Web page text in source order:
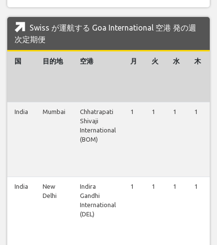
Swiss が運航する Goa International 空港 発の週
次定期便
国 目的地 空港 月 火 水 木
India Mumbai
Chhatrapati
Shivaji
International
(BOM)
1 1 1 1
India
New
Delhi
Indira
Gandhi
International
(DEL)
1 1 1 1